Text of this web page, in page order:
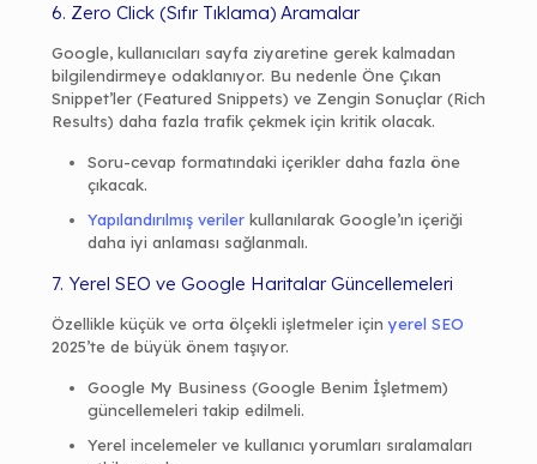
6. Zero Click (Sıfır Tıklama) Aramalar
Google, kullanıcıları sayfa ziyaretine gerek kalmadan
bilgilendirmeye odaklanıyor. Bu nedenle Öne Çıkan
Snippet’ler (Featured Snippets) ve Zengin Sonuçlar (Rich
Results) daha fazla trafik çekmek için kritik olacak.
Soru-cevap formatındaki içerikler daha fazla öne
çıkacak.
Yapılandırılmış veriler kullanılarak Google’ın içeriği
daha iyi anlaması sağlanmalı.
7. Yerel SEO ve Google Haritalar Güncellemeleri
Özellikle küçük ve orta ölçekli işletmeler içinyerel SEO
2025’te de büyük önem taşıyor.
Google My Business (Google Benim İşletmem)
güncellemeleri takip edilmeli.
Yerel incelemeler ve kullanıcı yorumları sıralamaları